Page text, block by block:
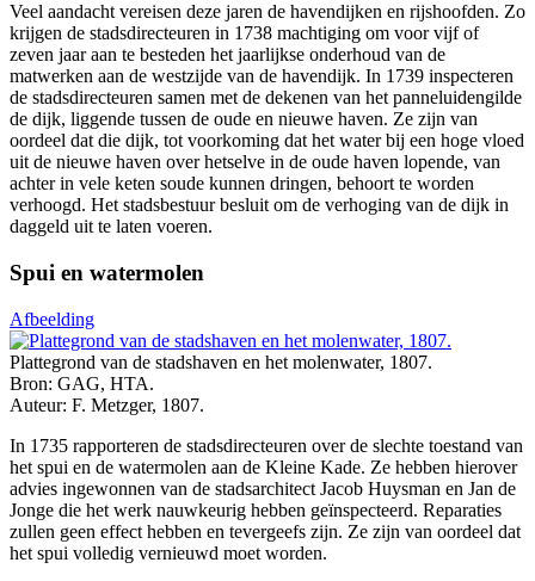
Veel aandacht vereisen deze jaren de havendijken en rijshoofden. Zo
krijgen de stadsdirecteuren in 1738 machtiging om voor vijf of
zeven jaar aan te besteden het jaarlijkse onderhoud van de
matwerken aan de westzijde van de havendijk. In 1739 inspecteren
de stadsdirecteuren samen met de dekenen van het panneluidengilde
de dijk, liggende tussen de oude en nieuwe haven. Ze zijn van
oordeel dat die dijk, tot voorkoming dat het water bij een hoge vloed
uit de nieuwe haven over hetselve in de oude haven lopende, van
achter in vele keten soude kunnen dringen, behoort te worden
verhoogd. Het stadsbestuur besluit om de verhoging van de dijk in
daggeld uit te laten voeren.
Spui en watermolen
Afbeelding
Plattegrond van de stadshaven en het molenwater, 1807.
Bron: GAG, HTA.
Auteur: F. Metzger, 1807.
In 1735 rapporteren de stadsdirecteuren over de slechte toestand van
het spui en de watermolen aan de Kleine Kade. Ze hebben hierover
advies ingewonnen van de stadsarchitect Jacob Huysman en Jan de
Jonge die het werk nauwkeurig hebben geïnspecteerd. Reparaties
zullen geen effect hebben en tevergeefs zijn. Ze zijn van oordeel dat
het spui volledig vernieuwd moet worden.